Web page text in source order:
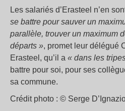
Les salariés d’Erasteel n’en
se battre pour sauver un
parallèle, trouver un maximum
départs », promet leur délégué
Erasteel, qu’il a « dans les
battre pour soi, pour ses
sa commune.
Crédit photo : © Serge